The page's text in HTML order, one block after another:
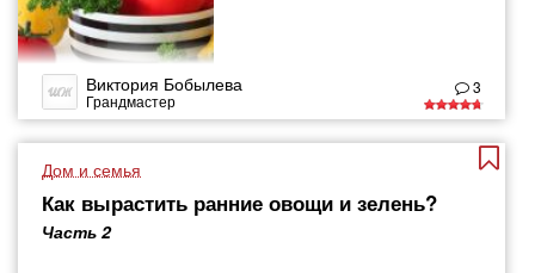
Виктория Бобылева
Грандмастер
3
Дом и семья
Как вырастить ранние овощи и зелень?
Часть 2